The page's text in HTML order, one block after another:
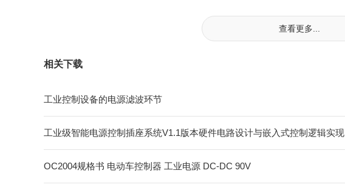
查看更多...
相关下载
工业控制设备的电源滤波环节
工业级智能电源控制插座系统V1.1版本硬件电路设计与嵌入式控制逻辑实现
OC2004规格书 电动车控制器 工业电源 DC-DC 90V